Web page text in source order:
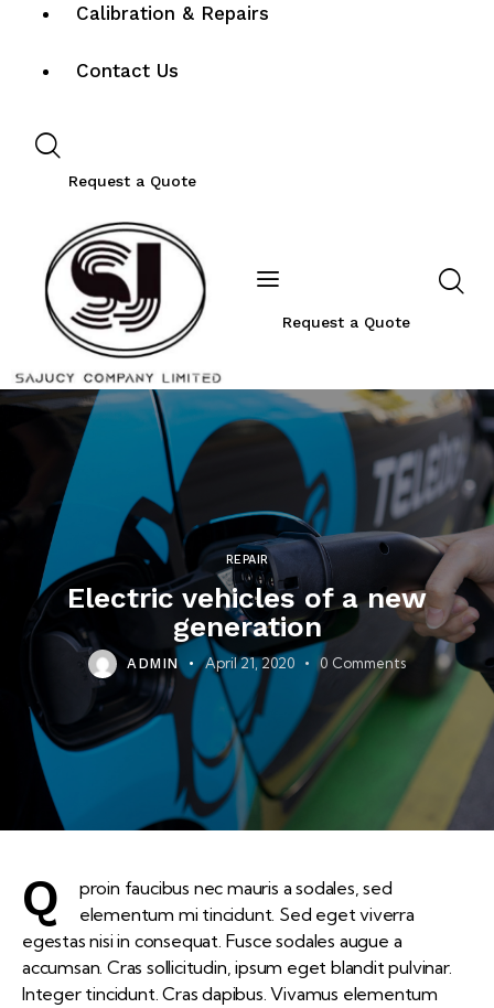
Calibration & Repairs
Contact Us
Request a Quote
Request a Quote
REPAIR
Electric vehicles of a new
generation
ADMIN April 21, 2020 0 Comments
Q
proin faucibus nec mauris a sodales, sed
elementum mi tincidunt. Sed eget viverra
egestas nisi in consequat. Fusce sodales augue a
accumsan. Cras sollicitudin, ipsum eget blandit pulvinar.
Integer tincidunt. Cras dapibus. Vivamus elementum